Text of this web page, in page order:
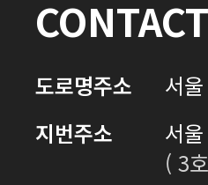
CONTACT
도로명주소
서
지번주소
서
( 3